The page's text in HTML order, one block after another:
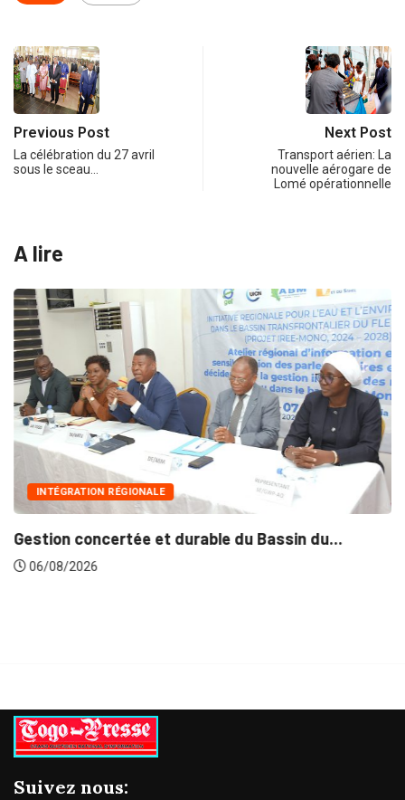
Previous Post
La célébration du 27 avril
sous le sceau…
Next Post
Transport aérien: La
nouvelle aérogare de
Lomé opérationnelle
A lire
INTÉGRATION RÉGIONALE
Gestion concertée et durable du Bassin du...
06/08/2026
Suivez nous: